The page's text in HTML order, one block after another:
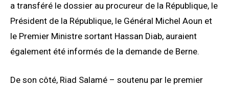
a transféré le dossier au procureur de la République, le
Président de la République, le Général Michel Aoun et
le Premier Ministre sortant Hassan Diab, auraient
également été informés de la demande de Berne.
De son côté, Riad Salamé – soutenu par le premier